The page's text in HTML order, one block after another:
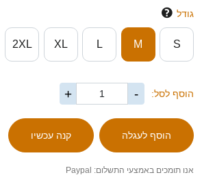
גודל
S
M
L
XL
2XL
הוסף לסל: -
+
אנו תומכים באמצעי התשלום: Paypal